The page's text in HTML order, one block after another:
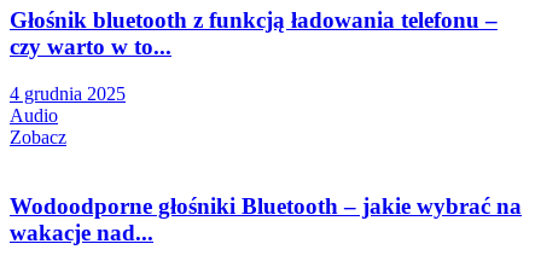
Głośnik bluetooth z funkcją ładowania telefonu –
czy warto w to...
4 grudnia 2025
Audio
Zobacz
Wodoodporne głośniki Bluetooth – jakie wybrać na
wakacje nad...